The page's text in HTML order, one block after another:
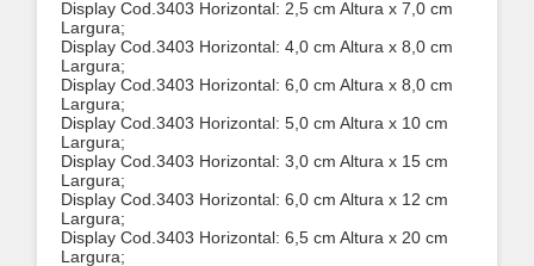
Display Cod.3403 Horizontal: 2,5 cm Altura x 7,0 cm
Largura;
Display Cod.3403 Horizontal: 4,0 cm Altura x 8,0 cm
Largura;
Display Cod.3403 Horizontal: 6,0 cm Altura x 8,0 cm
Largura;
Display Cod.3403 Horizontal: 5,0 cm Altura x 10 cm
Largura;
Display Cod.3403 Horizontal: 3,0 cm Altura x 15 cm
Largura;
Display Cod.3403 Horizontal: 6,0 cm Altura x 12 cm
Largura;
Display Cod.3403 Horizontal: 6,5 cm Altura x 20 cm
Largura;